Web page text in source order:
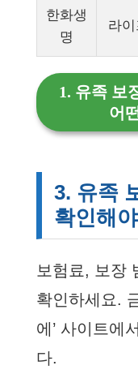
한화생
명
라
1. 유족 보
어
3. 유족
확인해
보험료, 보장
확인하세요.
에’ 사이트에
다.